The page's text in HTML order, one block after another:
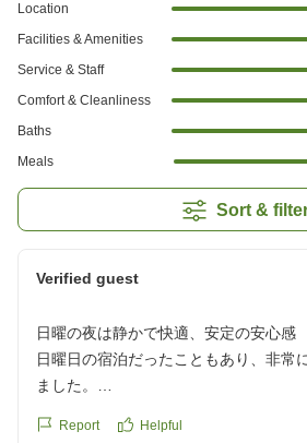
Location
Facilities & Amenities
Service & Staff
Comfort & Cleanliness
Baths
Meals
Sort &
Verified guest
日曜の夜は静かで快適、安定の安心感
日曜日の宿泊だったこともあり、非常
ました。
安定のルートイン、これからも利用さ
Report Helpful